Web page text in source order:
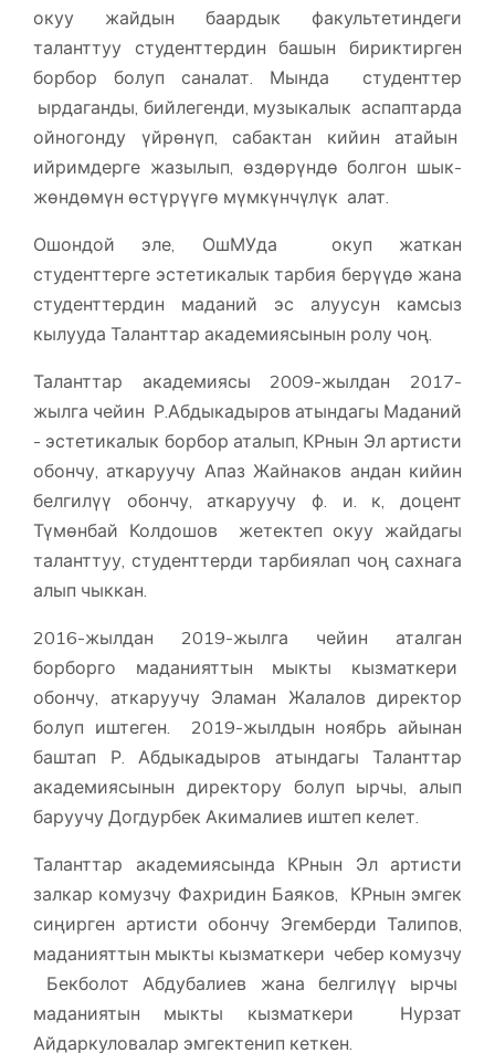
окуу жайдын баардык факультетиндеги
таланттуу студенттердин башын бириктирген
борбор болуп саналат. Мында студенттер
ырдаганды, бийлегенди, музыкалык аспаптарда
ойногонду үйрөнүп, сабактан кийин атайын
ийримдерге жазылып, өздөрүндө болгон шык-
жөндөмүн өстүрүүгө мүмкүнчүлүк алат.
Ошондой эле, ОшМУда окуп жаткан
студенттерге эстетикалык тарбия берүүдө жана
студенттердин маданий эс алуусун камсыз
кылууда Таланттар академиясынын ролу чоң.
Таланттар академиясы 2009-жылдан 2017-
жылга чейин Р.Абдыкадыров атындагы Маданий
- эстетикалык борбор аталып, КРнын Эл артисти
обончу, аткаруучу Апаз Жайнаков андан кийин
белгилүү обончу, аткаруучу ф. и. к, доцент
Түмөнбай Колдошов жетектеп окуу жайдагы
таланттуу, студенттерди тарбиялап чоң сахнага
алып чыккан.
2016-жылдан 2019-жылга чейин аталган
борборго маданияттын мыкты кызматкери
обончу, аткаруучу Эламан Жалалов директор
болуп иштеген. 2019-жылдын ноябрь айынан
баштап Р. Абдыкадыров атындагы Таланттар
академиясынын директору болуп ырчы, алып
баруучу Догдурбек Акималиев иштеп келет.
Таланттар академиясында КРнын Эл артисти
залкар комузчу Фахридин Баяков, КРнын эмгек
сиңирген артисти обончу Эгемберди Талипов,
маданияттын мыкты кызматкери чебер комузчу
Бекболот Абдубалиев жана белгилүү ырчы
маданиятын мыкты кызматкери Нурзат
Айдаркуловалар эмгектенип кеткен.